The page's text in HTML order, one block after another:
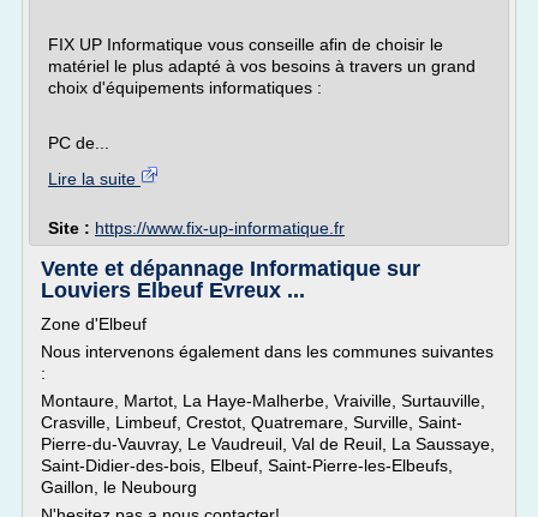
FIX UP Informatique vous conseille afin de choisir le
matériel le plus adapté à vos besoins à travers un grand
choix d'équipements informatiques :
PC de...
Lire la suite
Site : https://www.fix-up-informatique.fr
Vente et dépannage Informatique sur
Louviers Elbeuf Evreux ...
Zone d'Elbeuf
Nous intervenons également dans les communes suivantes
:
Montaure, Martot, La Haye-Malherbe, Vraiville, Surtauville,
Crasville, Limbeuf, Crestot, Quatremare, Surville, Saint-
Pierre-du-Vauvray, Le Vaudreuil, Val de Reuil, La Saussaye,
Saint-Didier-des-bois, Elbeuf, Saint-Pierre-les-Elbeufs,
Gaillon, le Neubourg